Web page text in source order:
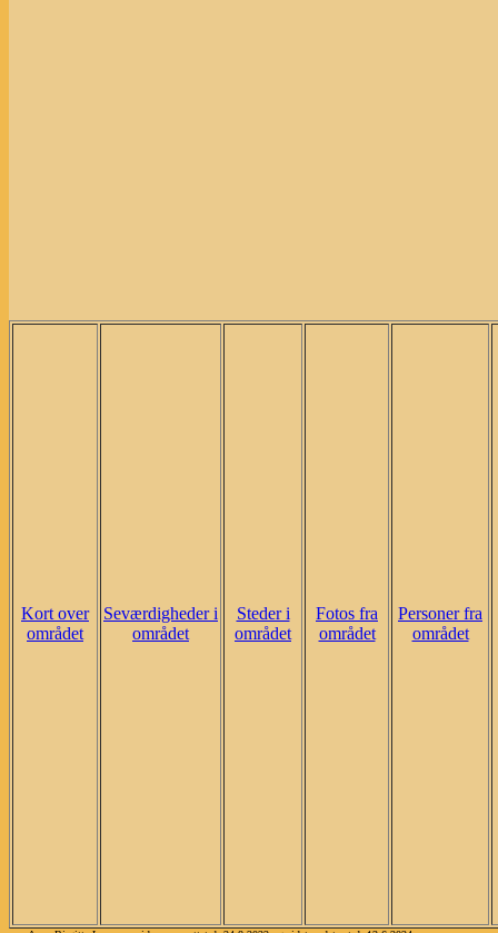
Kort over
området
Seværdigheder i
området
Steder i
området
Fotos fra
området
Personer fra
området